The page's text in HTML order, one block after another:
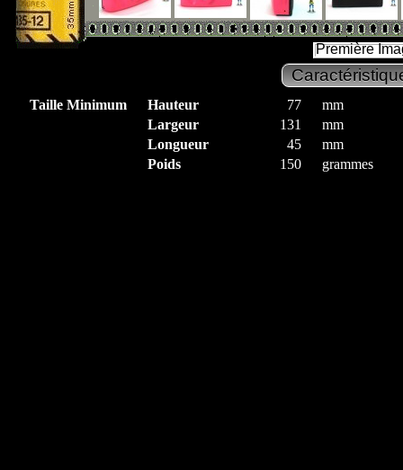
Première
Taille Minimum Hauteur 77
mm
Largeur
131
mm
Longueur
45
mm
Poids
150 grammes